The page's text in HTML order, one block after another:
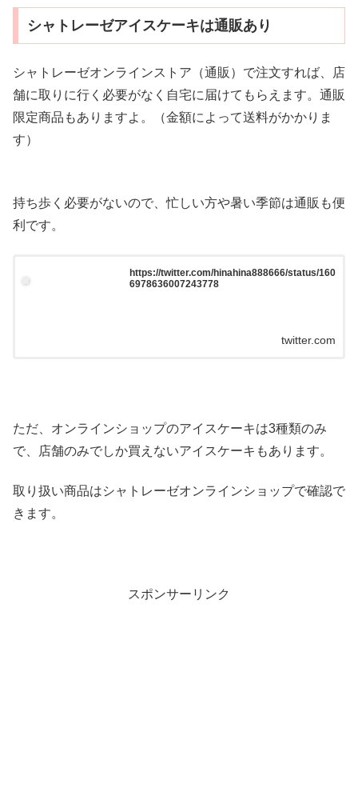
シャトレーゼアイスケーキは通販あり
シャトレーゼオンラインストア（通販）で注文すれば、店
舗に取りに行く必要がなく自宅に届けてもらえます。通販
限定商品もありますよ。（金額によって送料がかかりま
す）
持ち歩く必要がないので、忙しい方や暑い季節は通販も便
利です。
https://twitter.com/hinahina888666/status/160
6978636007243778
twitter.com
ただ、オンラインショップのアイスケーキは3種類のみ
で、店舗のみでしか買えないアイスケーキもあります。
取り扱い商品はシャトレーゼオンラインショップで確認で
きます。
スポンサーリンク